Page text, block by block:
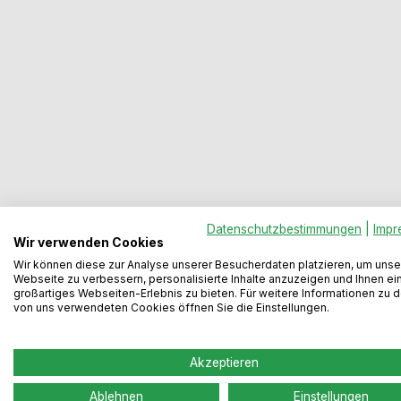
Datenschutzbestimmungen
Wir verwenden Cookies
Wir können diese zur Analyse unserer Besucherdaten platzieren, um
Webseite zu verbessern, personalisierte Inhalte anzuzeigen und Ihnen ein
großartiges Webseiten-Erlebnis zu bieten. Für weitere Informationen zu
von uns verwendeten Cookies öffnen Sie die Einstellungen.
Akzeptieren
Ablehnen Einstellungen